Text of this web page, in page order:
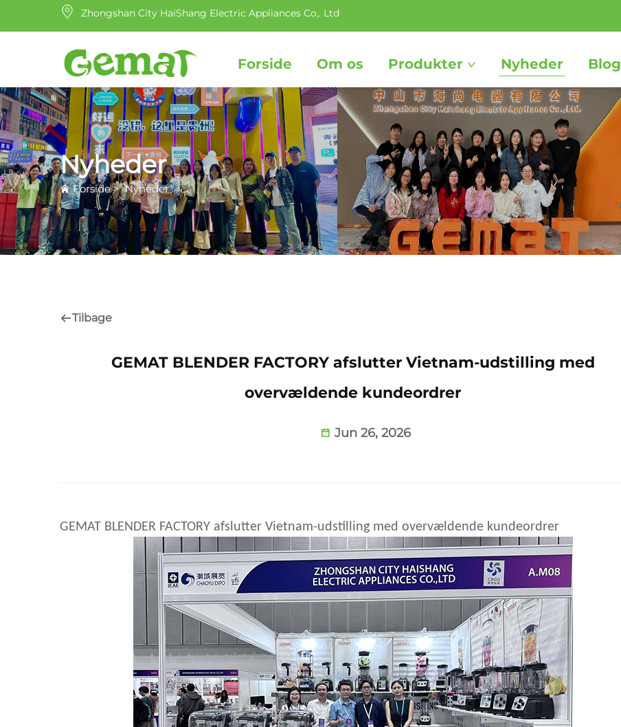
Zhongshan City HaiShang Electric Appliances Co,. Ltd
Forside Om os Produkter Nyheder Blog
Nyheder
Forside>Nyheder
Tilbage
GEMAT BLENDER FACTORY afslutter Vietnam-udstilling med
overvældende kundeordrer
Jun 26, 2026
GEMAT BLENDER FACTORY afslutter Vietnam-udstilling med overvældende kundeordrer